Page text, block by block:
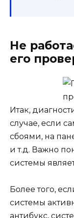
Не
его
Итак,
случае, если
сбоями, на
и т.д. Важно
системы
Более того,
системы
антибукс,